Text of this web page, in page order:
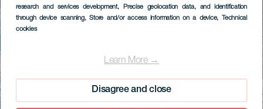
research and services development, Precise geolocation data, and identification
through device scanning, Store and/or access information on a device, Technical
cookies
Learn More →
Disagree and close